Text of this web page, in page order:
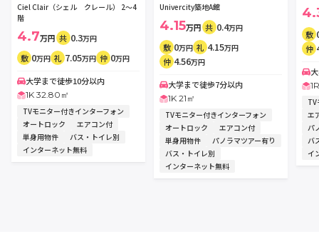
Ciel Clair（シェル クレール） 2～4
階
4.7万円 共 0.3万円
敷 0万円 礼 7.05万円 仲 0万円
大学まで徒歩10分以内
1K 32.80㎡
TVモニター付きインターフォン
オートロック
エアコン付
単身用物件
バス・トイレ別
インターネット無料
Univercity築地A館
4.15万円 共 0.4万円
敷 0万円 礼 4.15万円
仲 4.56万円
大学まで徒歩7分以内
1K 21㎡
TVモニター付きインターフォン
オートロック
エアコン付
単身用物件
パノラマツアー有り
バス・トイレ別
インターネット無料
敷
仲
TV
エ
パ
バ
イ